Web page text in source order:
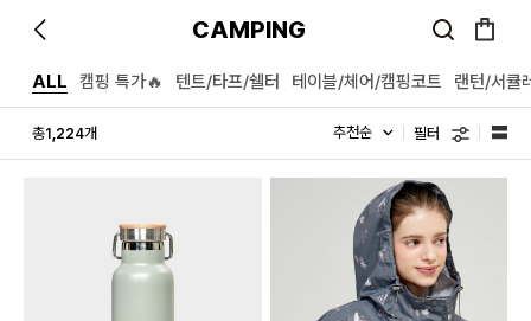
CAMPING
ALL 캠핑 특가🔥 텐트/타프/쉘터 테이블/체어/캠핑코트 랜턴/서큘
총1,224개 필터